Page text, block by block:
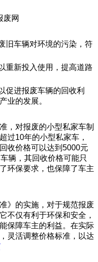
旧车辆对环境的污染，符
重新投入使用，提高道路
促进报废车辆的回收利
业的发展。
，对报废的小型私家车制
过10年的小型私家车，
收价格可以达到5000元
辆，其回收价格可能只
环保要求，也保障了车主
》的实施，对于规范报废
不仅有利于环保和安全，
保障车主的利益。在实际
灵活调整价格标准，以达